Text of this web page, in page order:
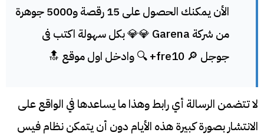
الأن يمكنك الحصول على 15 رقصة و5000 جوهرة
من شركة Garena 💎💎 بكل سهولة اكتب فى
جوجل 🔎 fre10+ 🔍 وادخل اول موقع 🔝
لا تتضمن الرسالة أي رابط وهذا ما يساعدها في الواقع على
الانتشار بصورة كبيرة هذه الأيام دون أن يتمكن نظام فيس